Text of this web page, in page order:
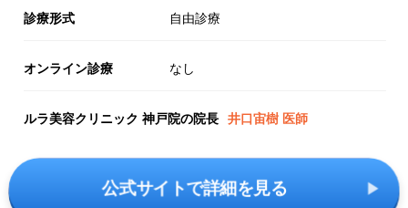
診療形式 自由診療
オンライン診療 なし
ルラ美容クリニック 神戸院の院長 井口宙樹 医師
公式サイトで詳細を見る